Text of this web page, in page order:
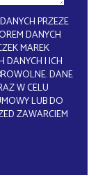
PRZEZE
DANYCH
MAREK
DANYCH I ICH
DANE
W CELU
LUB DO
ZAWARCIEM